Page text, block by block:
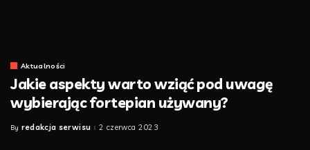
Aktualności
Jakie aspekty warto wziąć pod uwagę
wybierając fortepian używany?
Posted
By redakcja serwisu 2 czerwca 2023